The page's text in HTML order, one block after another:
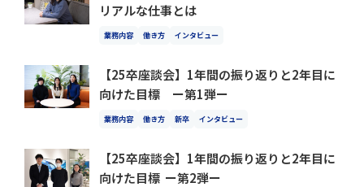
リアルな仕事とは
業務内容 働き方 インタビュー
【25卒座談会】1年間の振り返りと2年目に
向けた目標 ー第1弾ー
業務内容 働き方 新卒 インタビュー
【25卒座談会】1年間の振り返りと2年目に
向けた目標 ー第2弾ー